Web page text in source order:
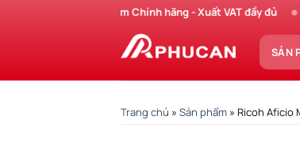
Sản phẩm Chính hãng - Xuất VAT đầy đủ
SẢN
Trang chủ » Sản phẩm » Ricoh Aficio